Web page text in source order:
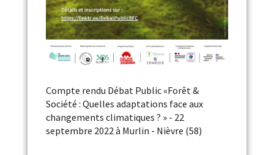
Compte rendu Débat Public «Forêt &
Société : Quelles adaptations face aux
changements climatiques ? » - 22
septembre 2022 à Murlin - Nièvre (58)